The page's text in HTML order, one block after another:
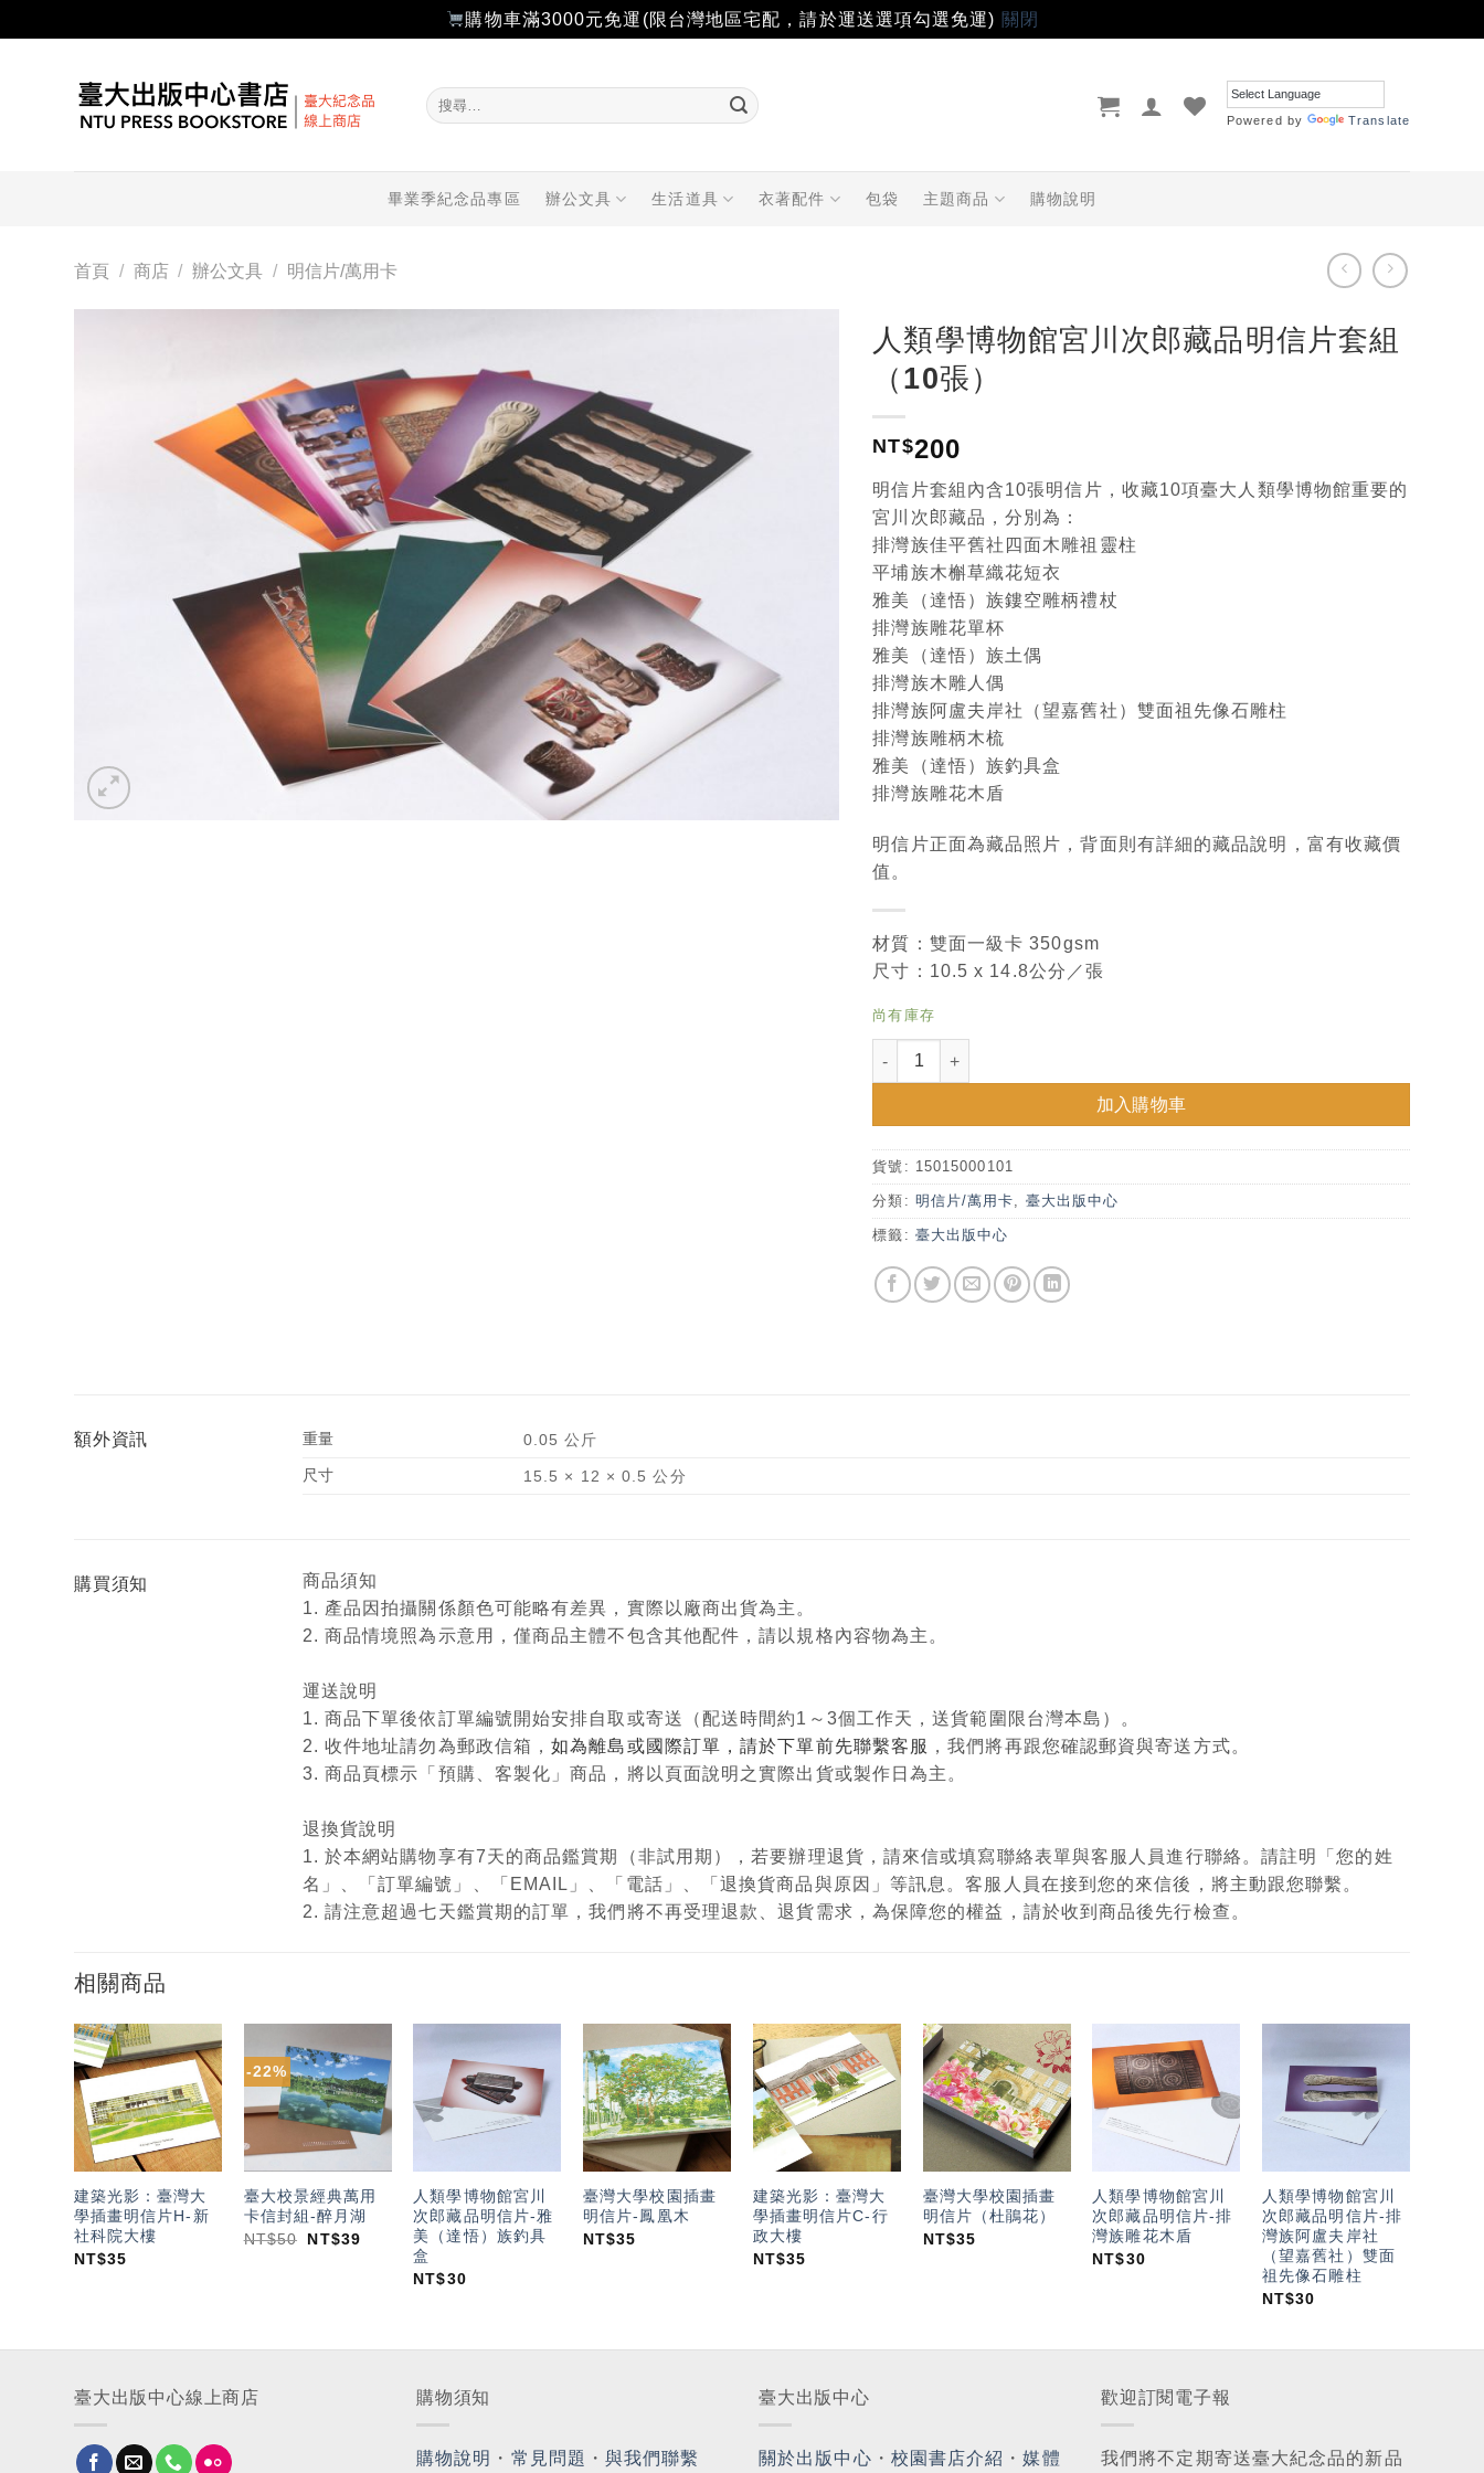
購物車滿3000元免運(限台灣地區宅配，請於運送選項勾選免運) 關閉
搜
尋
Powered by Translate
畢業季紀念品專區 辦公文具 生活道具 衣著配件 包袋 主題商品 購物說明
首頁 / 商店 / 辦公文具 / 明信片/萬用卡
人類學博物館宮川次郎藏品明信片套組
（10張）
NT$200
明信片套組內含10張明信片，收藏10項臺大人類學博物館重要的
宮川次郎藏品，分別為：
排灣族佳平舊社四面木雕祖靈柱
平埔族木槲草織花短衣
雅美（達悟）族鏤空雕柄禮杖
排灣族雕花單杯
雅美（達悟）族土偶
排灣族木雕人偶
排灣族阿盧夫岸社（望嘉舊社）雙面祖先像石雕柱
排灣族雕柄木梳
雅美（達悟）族釣具盒
排灣族雕花木盾
明信片正面為藏品照片，背面則有詳細的藏品說明，富有收藏價
值。
材質：雙面一級卡 350gsm
尺寸：10.5 x 14.8公分／張
尚有庫存
人類學博物館宮川次郎藏品明信片套組（10張） 數量
加入購物車
貨號: 15015000101
分類: 明信片/萬用卡, 臺大出版中心
標籤: 臺大出版中心
額外資訊 重量
0.05 公斤
尺寸
15.5 × 12 × 0.5 公分
購買須知
商品須知
1. 產品因拍攝關係顏色可能略有差異，實際以廠商出貨為主。
2. 商品情境照為示意用，僅商品主體不包含其他配件，請以規格內容物為主。
運送說明
1. 商品下單後依訂單編號開始安排自取或寄送（配送時間約1～3個工作天，送貨範圍限台灣本島）。
2. 收件地址請勿為郵政信箱，如為離島或國際訂單，請於下單前先聯繫客服 ，我們將再跟您確認郵資與寄送方式。
3. 商品頁標示「預購、客製化」商品，將以頁面說明之實際出貨或製作日為主。
退換貨說明
1. 於本網站購物享有7天的商品鑑賞期（非試用期），若要辦理退貨，請來信或填寫聯絡表單與客服人員進行聯絡。請註明「您的姓
名」、「訂單編號」、「EMAIL」、「電話」、「退換貨商品與原因」等訊息。客服人員在接到您的來信後，將主動跟您聯繫。
2. 請注意超過七天鑑賞期的訂單，我們將不再受理退款、退貨需求，為保障您的權益，請於收到商品後先行檢查。
相關商品
加入
「願
望輕
單」
建築光影：臺灣大
學插畫明信片H-新
社科院大樓
NT$35
-22%
加入
「願
望輕
單」
臺大校景經典萬用
卡信封組-醉月湖
NT$50 NT$39
加入
「願
望輕
人類學博物館宮川
次郎藏品明信片-雅
美（達悟）族釣具
盒
NT$30
加入
「願
望輕
單」
臺灣大學校園插畫
明信片-鳳凰木
NT$35
加入
「願
單」
建築光影：臺灣大
學插畫明信片C-行
政大樓
NT$35
加入
「願
望輕
單」
臺灣大學校園插畫
明信片（杜鵑花）
NT$35
加入
「願
望輕
人類學博物館宮川
次郎藏品明信片-排
灣族雕花木盾
NT$30
加入
「願
望輕
單」
人類學博物館宮川
次郎藏品明信片-排
灣族阿盧夫岸社
（望嘉舊社）雙面
祖先像石雕柱
NT$30
臺大出版中心線上商店 購物須知
購物說明 ・ 常見問題 ・與我們聯繫
臺大出版中心
關於出版中心 ・ 校園書店介紹 ・媒體
歡迎訂閱電子報
我們將不定期寄送臺大紀念品的新品